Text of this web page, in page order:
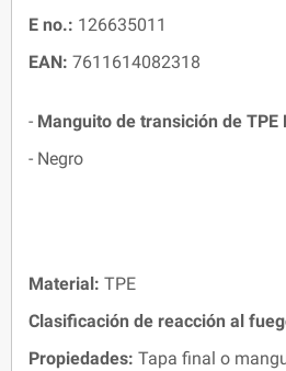
E no.: 126635011
EAN: 7611614082318
- Manguito de transición de TPE
- Negro
Material: TPE
Clasificación de reacción al
Propiedades: Tapa final o